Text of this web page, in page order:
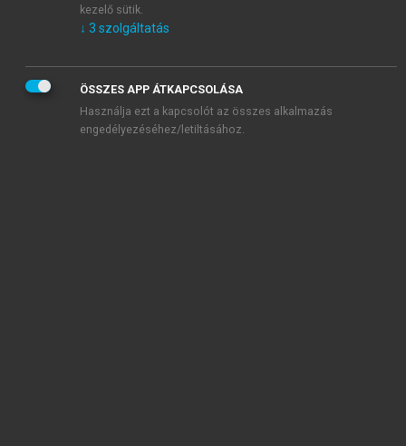
KIPRÓBÁLOM
kezelő sütik.
↓ 3 szolgáltatás
ÖSSZES APP ÁTKAPCSOLÁSA
Használja ezt a kapcsolót az összes alkalmazás
engedélyezéséhez/letiltásához.